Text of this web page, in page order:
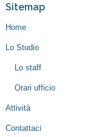
Sitemap
Home
Lo Studio
Lo staff
Orari ufficio
Attività
Contattaci